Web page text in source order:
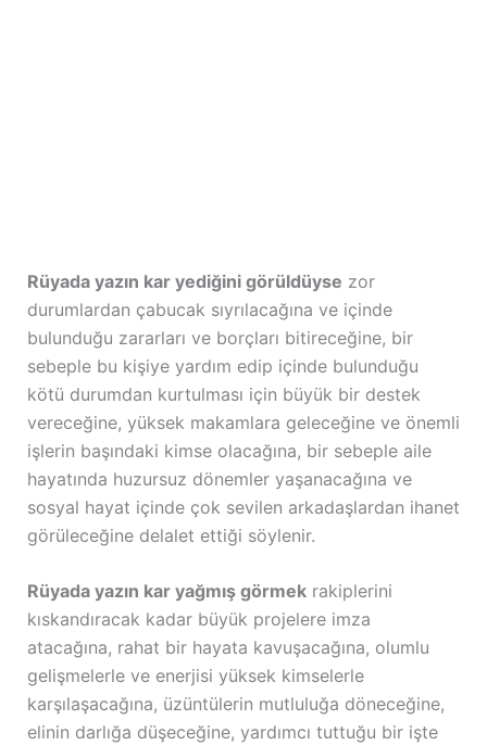
Rüyada yazın kar yediğini görüldüyse zor
durumlardan çabucak sıyrılacağına ve içinde
bulunduğu zararları ve borçları bitireceğine, bir
sebeple bu kişiye yardım edip içinde bulunduğu
kötü durumdan kurtulması için büyük bir destek
vereceğine, yüksek makamlara geleceğine ve önemli
işlerin başındaki kimse olacağına, bir sebeple aile
hayatında huzursuz dönemler yaşanacağına ve
sosyal hayat içinde çok sevilen arkadaşlardan ihanet
görüleceğine delalet ettiği söylenir.
Rüyada yazın kar yağmış görmekrakiplerini
kıskandıracak kadar büyük projelere imza
atacağına, rahat bir hayata kavuşacağına, olumlu
gelişmelerle ve enerjisi yüksek kimselerle
karşılaşacağına, üzüntülerin mutluluğa döneceğine,
elinin darlığa düşeceğine, yardımcı tuttuğu bir işte